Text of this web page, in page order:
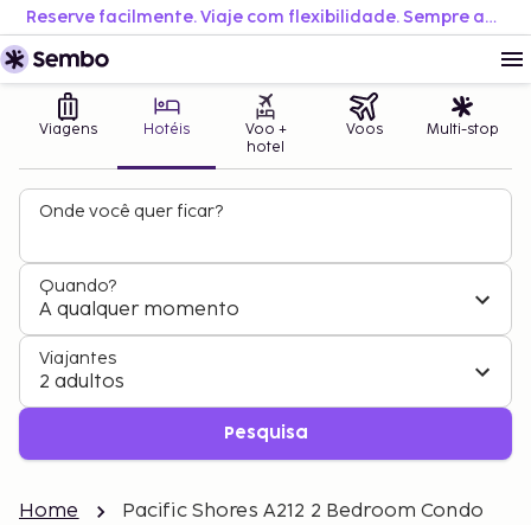
Reserve facilmente. Viaje com flexibilidade. Sempre ao melhor preço.
Viagens Hotéis
Voo +
hotel
Voos Multi-stop
Onde você quer ficar?
Quando?
A qualquer momento
Viajantes
2 adultos
Pesquisa
Home Pacific Shores A212 2 Bedroom Condo